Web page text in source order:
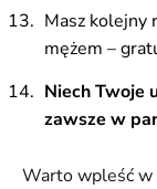
Masz kolejny
mężem –
Niech Twoje
zawsze w
Warto wpleść w